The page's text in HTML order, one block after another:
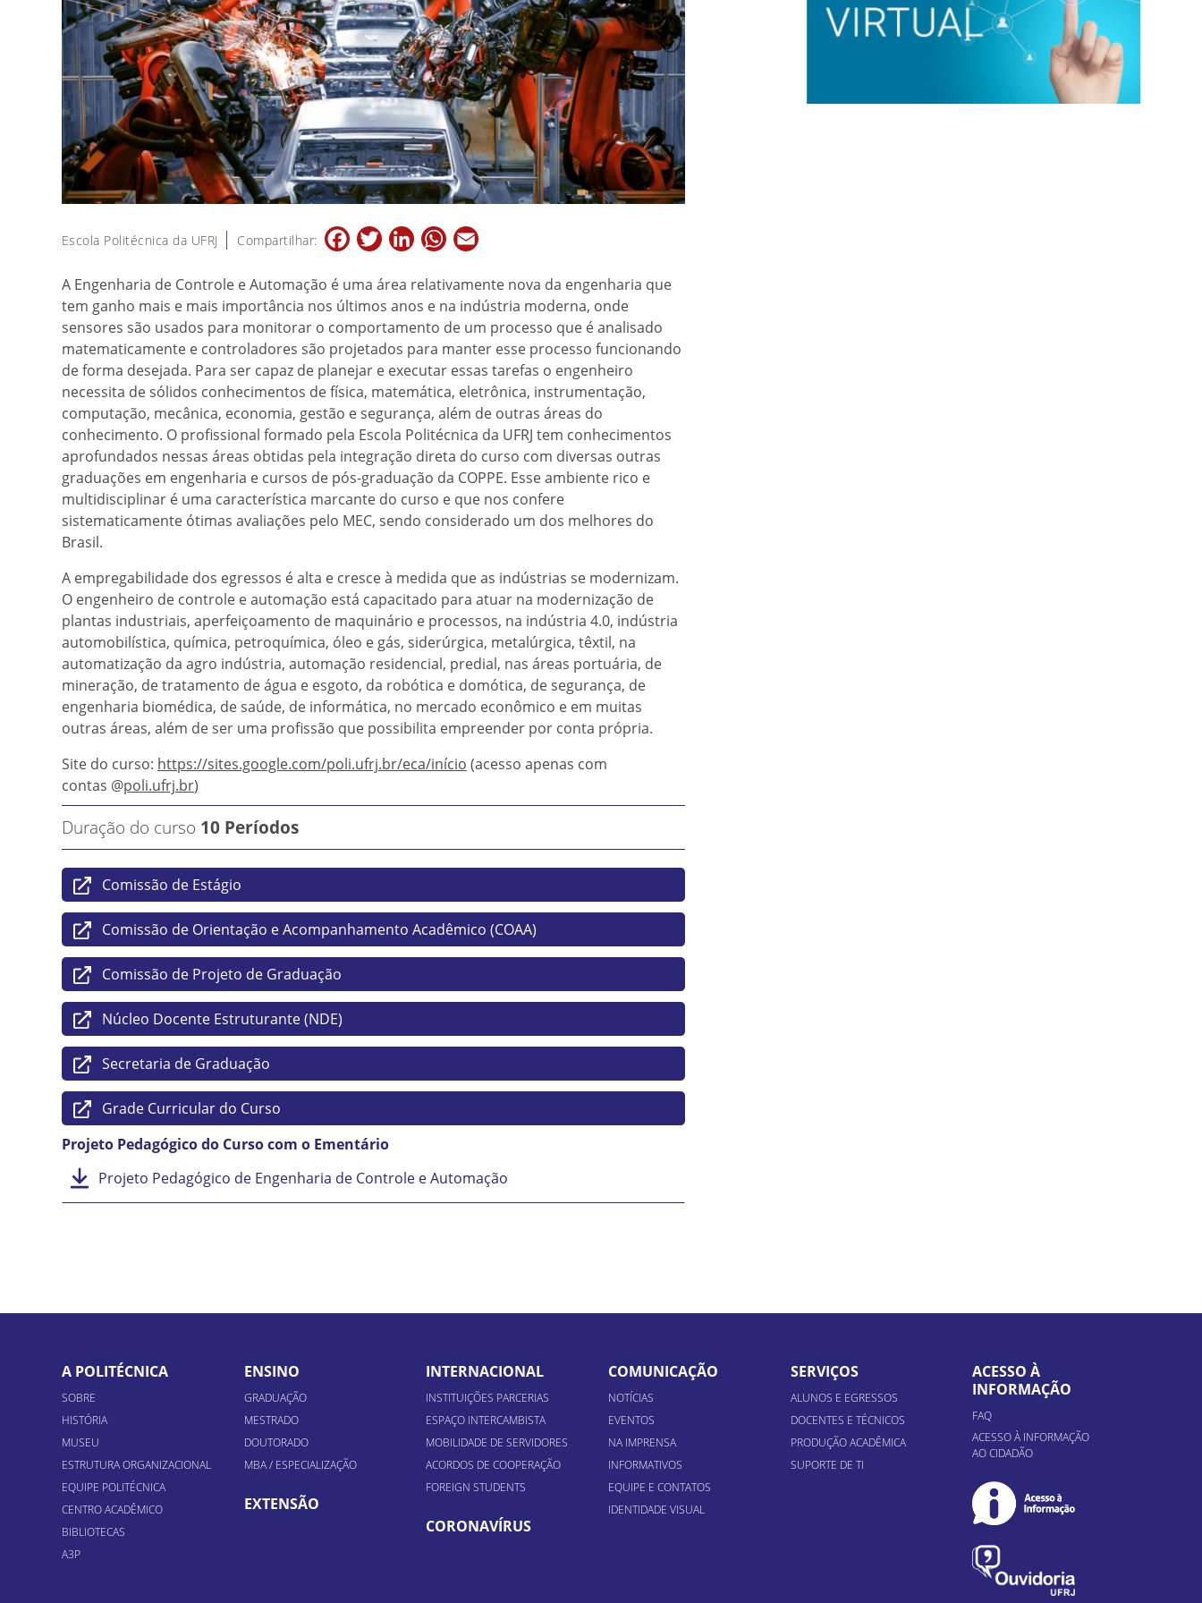
Escola Politécnica da UFRJ Compartilhar: Facebook
TwitterLinkedInWhatsApp
Email
A Engenharia de Controle e Automação é uma área relativamente nova da engenharia que
tem ganho mais e mais importância nos últimos anos e na indústria moderna, onde
sensores são usados para monitorar o comportamento de um processo que é analisado
matematicamente e controladores são projetados para manter esse processo funcionando
de forma desejada. Para ser capaz de planejar e executar essas tarefas o engenheiro
necessita de sólidos conhecimentos de física, matemática, eletrônica, instrumentação,
computação, mecânica, economia, gestão e segurança, além de outras áreas do
conhecimento. O profissional formado pela Escola Politécnica da UFRJ tem conhecimentos
aprofundados nessas áreas obtidas pela integração direta do curso com diversas outras
graduações em engenharia e cursos de pós-graduação da COPPE. Esse ambiente rico e
multidisciplinar é uma característica marcante do curso e que nos confere
sistematicamente ótimas avaliações pelo MEC, sendo considerado um dos melhores do
Brasil.
A empregabilidade dos egressos é alta e cresce à medida que as indústrias se modernizam.
O engenheiro de controle e automação está capacitado para atuar na modernização de
plantas industriais, aperfeiçoamento de maquinário e processos, na indústria 4.0, indústria
automobilística, química, petroquímica, óleo e gás, siderúrgica, metalúrgica, têxtil, na
automatização da agro indústria, automação residencial, predial, nas áreas portuária, de
mineração, de tratamento de água e esgoto, da robótica e domótica, de segurança, de
engenharia biomédica, de saúde, de informática, no mercado econômico e em muitas
outras áreas, além de ser uma profissão que possibilita empreender por conta própria.
Site do curso: https://sites.google.com/poli.ufrj.br/eca/início (acesso apenas com
contas @poli.ufrj.br)
Duração do curso 10 Períodos
Comissão de Estágio
Comissão de Orientação e Acompanhamento Acadêmico (COAA)
Comissão de Projeto de Graduação
Núcleo Docente Estruturante (NDE)
Secretaria de Graduação
Grade Curricular do Curso
Projeto Pedagógico do Curso com o Ementário
Projeto Pedagógico de Engenharia de Controle e Automação
A POLITÉCNICA
SOBRE
HISTÓRIA
MUSEU
ESTRUTURA ORGANIZACIONAL
EQUIPE POLITÉCNICA
CENTRO ACADÊMICO
BIBLIOTECAS
A3P
ENSINO
GRADUAÇÃO
MESTRADO
DOUTORADO
MBA / ESPECIALIZAÇÃO
EXTENSÃO
INTERNACIONAL
INSTITUIÇÕES PARCERIAS
ESPAÇO INTERCAMBISTA
MOBILIDADE DE SERVIDORES
ACORDOS DE COOPERAÇÃO
FOREIGN STUDENTS
CORONAVÍRUS
COMUNICAÇÃO
NOTÍCIAS
EVENTOS
NA IMPRENSA
INFORMATIVOS
EQUIPE E CONTATOS
IDENTIDADE VISUAL
SERVIÇOS
ALUNOS E EGRESSOS
DOCENTES E TÉCNICOS
PRODUÇÃO ACADÊMICA
SUPORTE DE TI
ACESSO À
INFORMAÇÃO
FAQ
ACESSO À INFORMAÇÃO
AO CIDADÃO